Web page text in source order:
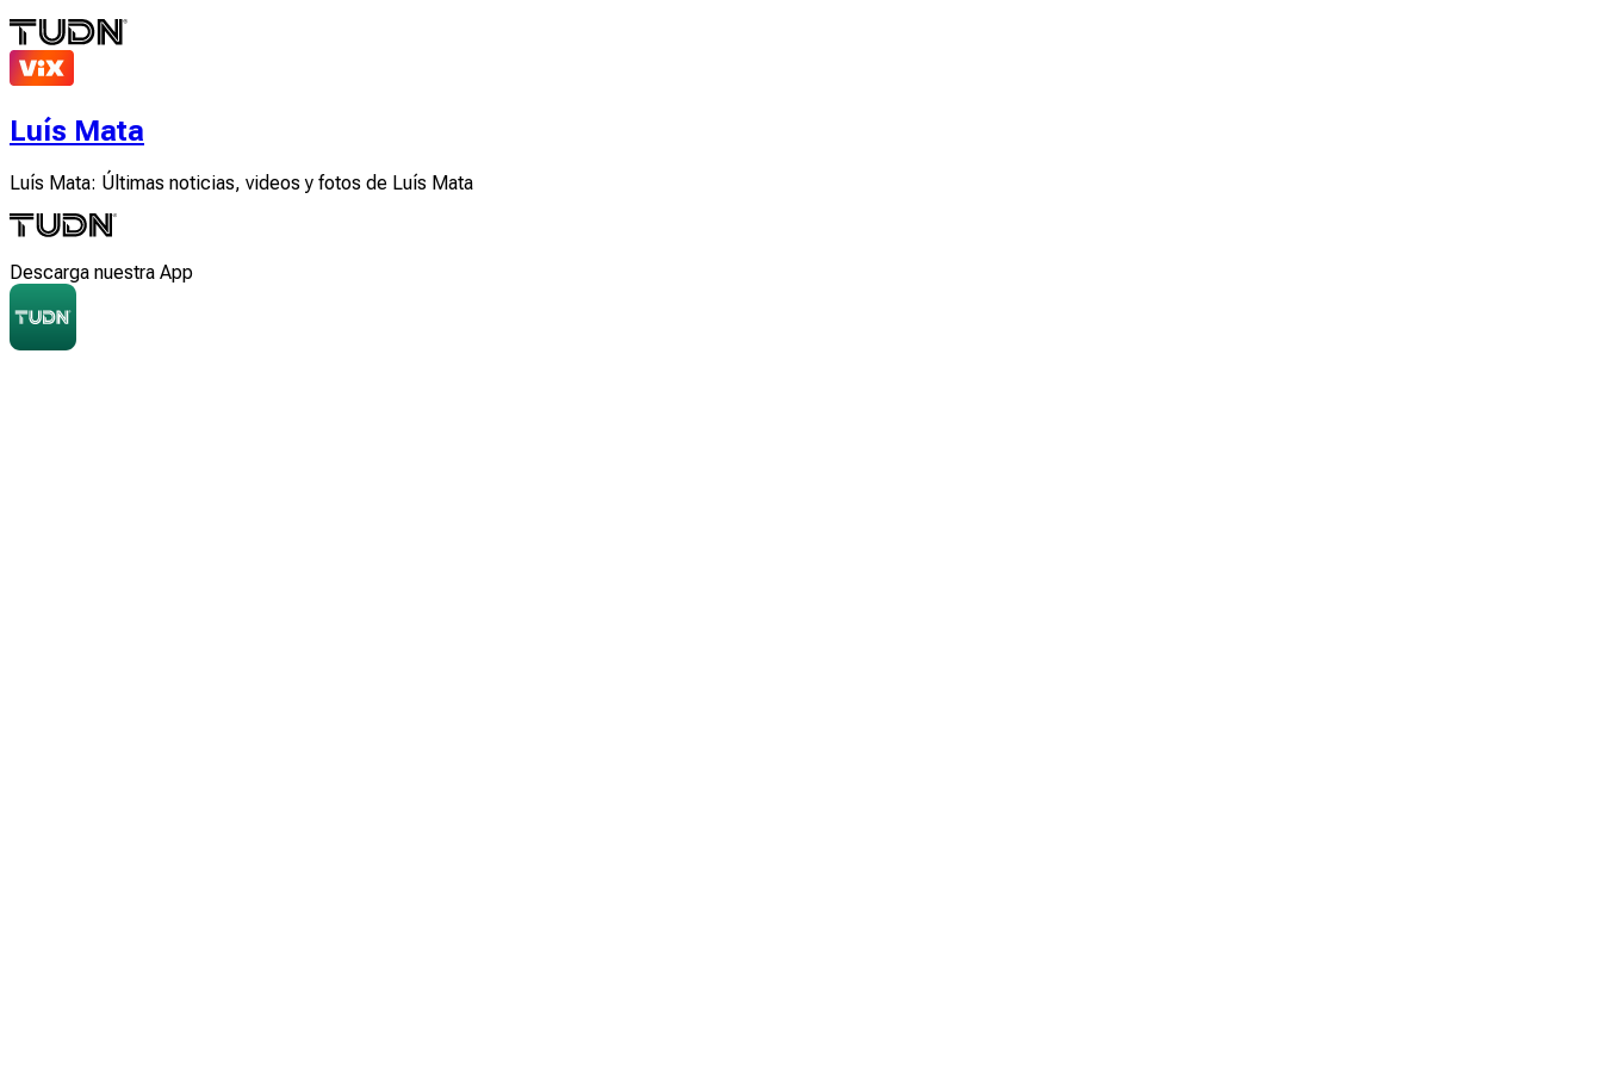
Luís Mata
Luís Mata: Últimas noticias, videos y fotos de Luís Mata
Descarga nuestra App